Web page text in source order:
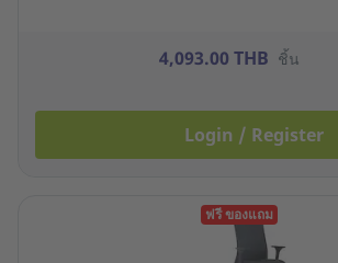
4,093.00 THB ชิ้น
Login / Register
ฟรี ของแถม